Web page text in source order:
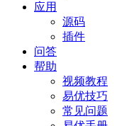
应用
源码
插件
问答
帮助
视频教程
易优技巧
常见问题